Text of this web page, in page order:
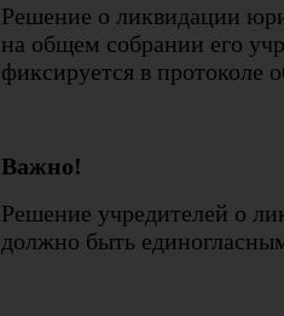
Решение о ликвидации
на общем собрании его
фиксируется в протоколе
Важно!
Решение учредителей о
должно быть